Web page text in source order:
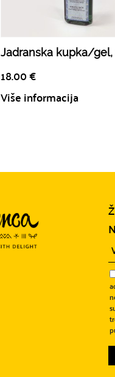
Jadranska kupka/
18.00€
Više informacija